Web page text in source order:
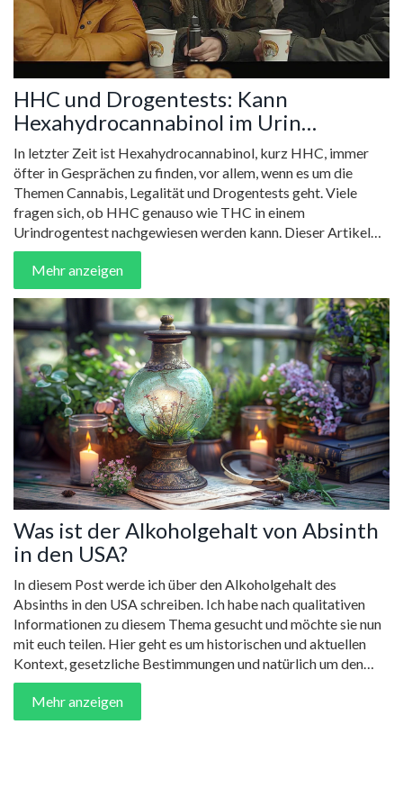
HHC und Drogentests: Kann
Hexahydrocannabinol im Urin
nachgewiesen werden?
In letzter Zeit ist Hexahydrocannabinol, kurz HHC, immer
öfter in Gesprächen zu finden, vor allem, wenn es um die
Themen Cannabis, Legalität und Drogentests geht. Viele
fragen sich, ob HHC genauso wie THC in einem
Urindrogentest nachgewiesen werden kann. Dieser Artikel
nimmt Sie mit auf eine informative Reise durch die Welt von
HHC, erklärt, was es ist, wie es im Körper wirkt, und ob es
durch gängige Drogentests erkannt werden kann. Außerdem
werden Tipps gegeben, wie man bei Bedarf möglichst sicher
und informiert mit HHC umgehen kann.
Mehr anzeigen
Was ist der Alkoholgehalt von Absinth
in den USA?
In diesem Post werde ich über den Alkoholgehalt des
Absinths in den USA schreiben. Ich habe nach qualitativen
Informationen zu diesem Thema gesucht und möchte sie nun
mit euch teilen. Hier geht es um historischen und aktuellen
Kontext, gesetzliche Bestimmungen und natürlich um den
Alkoholgehalt, der in der Regel recht hoch ist. Bleibt dran, es
wird interessant!
Mehr anzeigen